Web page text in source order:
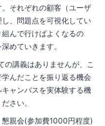
それぞれの顧客（ユーザ
、問題点を可視化してい
んで行けばよくなるの
めていきます。
の講義はありませんが、こ
んだことを振り返る機会
ャンバスを実体験する機
さい。
懇親会(参加費1000円程度)